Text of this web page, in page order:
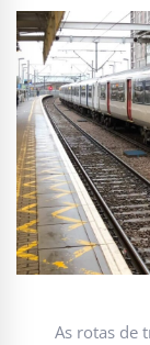
As rotas de